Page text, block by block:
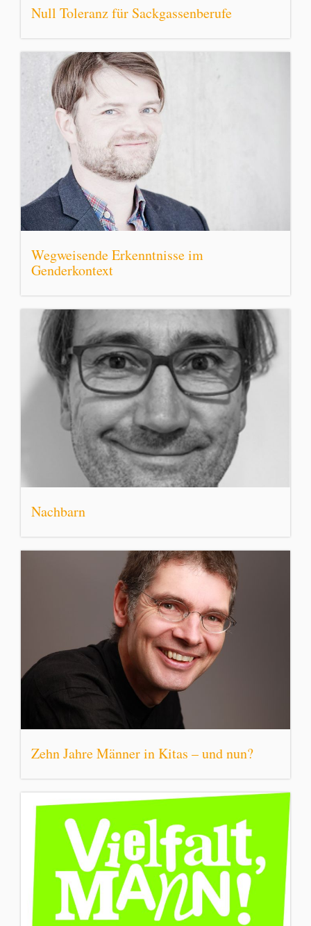
Null Toleranz für Sackgassenberufe
Wegweisende Erkenntnisse im
Genderkontext
Nachbarn
Zehn Jahre Männer in Kitas – und nun?